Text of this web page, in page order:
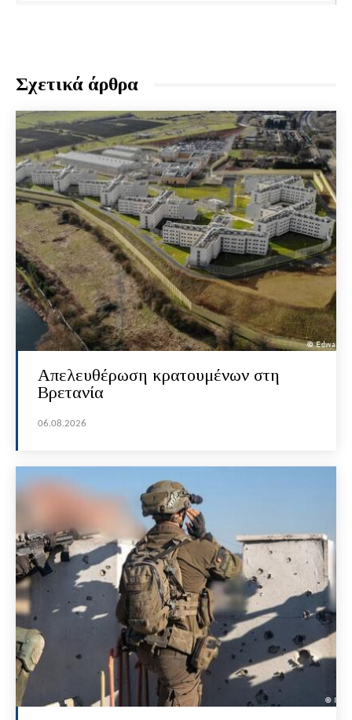
Σχετικά άρθρα
Απελευθέρωση κρατουμένων στη
Βρετανία
06.08.2026